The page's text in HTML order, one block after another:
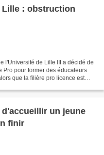
Lille : obstruction
l'Université de Lille III a décidé de
pour former des éducateurs
que la filière pro licence est
un jeune
finir